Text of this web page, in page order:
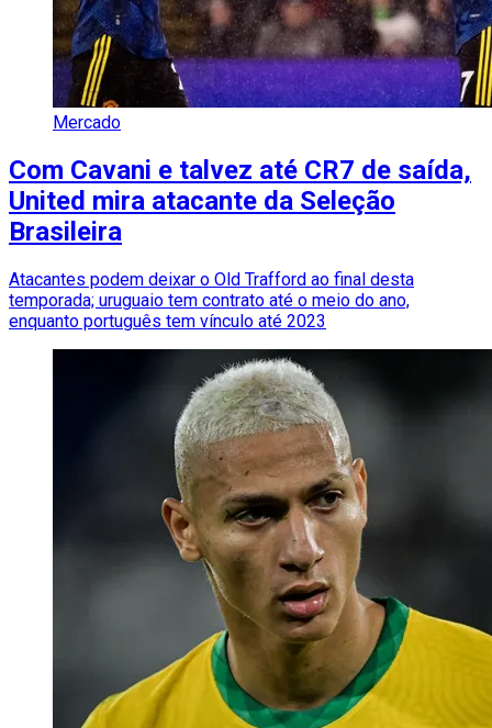
Mercado
Com Cavani e talvez até CR7 de saída,
United mira atacante da Seleção
Brasileira
Atacantes podem deixar o Old Trafford ao final desta
temporada; uruguaio tem contrato até o meio do ano,
enquanto português tem vínculo até 2023